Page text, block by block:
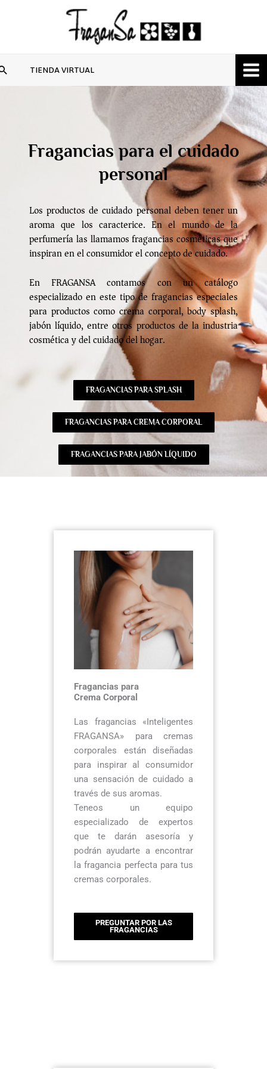
TIENDA VIRTUAL
Fragancias para el cuidado
personal
Los productos de cuidado personal deben tener un
aroma que los caracterice. En el mundo de la
perfumería las llamamos fragancias cosméticas que
inspiran en el consumidor el concepto de cuidado.
En FRAGANSA contamos con un catálogo
especializado en este tipo de fragancias especiales
para productos como crema corporal, body splash,
jabón líquido, entre otros productos de la industria
cosmética y del cuidado del hogar.
FRAGANCIAS PARA SPLASH
FRAGANCIAS PARA CREMA CORPORAL
FRAGANCIAS PARA JABÓN LÍQUIDO
Fragancias para
Crema Corporal
Las fragancias «Inteligentes
FRAGANSA» para cremas
corporales están diseñadas
para inspirar al consumidor
una sensación de cuidado a
través de sus aromas.
Teneos un equipo
especializado de expertos
que te darán asesoría y
podrán ayudarte a encontrar
la fragancia perfecta para tus
cremas corporales.
PREGUNTAR POR LAS
FRAGANCIAS